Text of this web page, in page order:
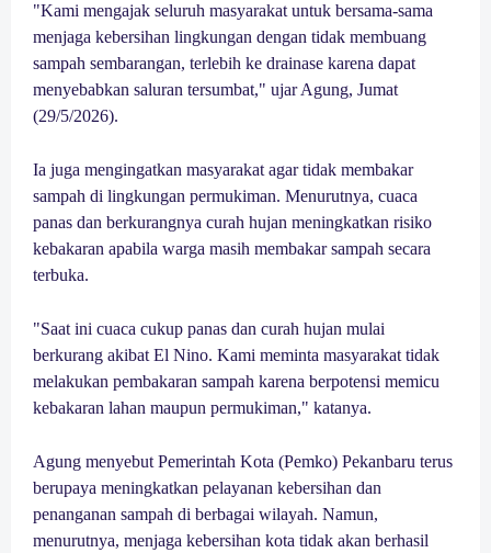
"Kami mengajak seluruh masyarakat untuk bersama-sama
menjaga kebersihan lingkungan dengan tidak membuang
sampah sembarangan, terlebih ke drainase karena dapat
menyebabkan saluran tersumbat," ujar Agung, Jumat
(29/5/2026).
Ia juga mengingatkan masyarakat agar tidak membakar
sampah di lingkungan permukiman. Menurutnya, cuaca
panas dan berkurangnya curah hujan meningkatkan risiko
kebakaran apabila warga masih membakar sampah secara
terbuka.
"Saat ini cuaca cukup panas dan curah hujan mulai
berkurang akibat El Nino. Kami meminta masyarakat tidak
melakukan pembakaran sampah karena berpotensi memicu
kebakaran lahan maupun permukiman," katanya.
Agung menyebut Pemerintah Kota (Pemko) Pekanbaru terus
berupaya meningkatkan pelayanan kebersihan dan
penanganan sampah di berbagai wilayah. Namun,
menurutnya, menjaga kebersihan kota tidak akan berhasil